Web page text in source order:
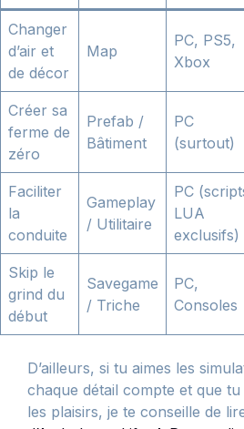
Changer
d’air et
de décor
Map
PC, PS5,
Xbox
Créer sa
ferme de
zéro
Prefab /
Bâtiment
PC
(surtout)
Faciliter
la
conduite
Gameplay
/ Utilitaire
PC
LUA
exclusifs)
Skip le
grind du
début
Savegame
/ Triche
PC,
Consoles
D’ailleurs, si tu aimes les
chaque détail compte et que
les plaisirs, je te conseille de